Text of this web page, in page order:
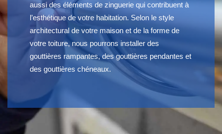
aussi des éléments de zinguerie qui contribuent à
l’esthétique de votre habitation. Selon le style
architectural de votre maison et de la forme de
votre toiture, nous pourrons installer des
gouttières rampantes, des gouttières pendantes et
des gouttières chéneaux.